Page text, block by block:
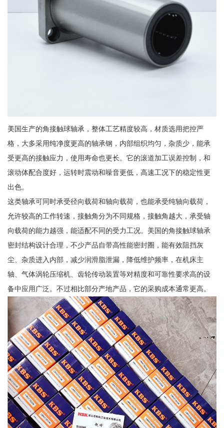
美国生产的角接触球轴承，整体工艺精度较高，材质选用把控严
格，大多采用纯净度更高的轴承钢，内部组织均匀，杂质少，能承
受更高的接触应力，使用寿命也更长。它的滚道加工误差控制，和
滚动体配合度好，运转时震动和噪音更低，高速工况下的稳定性更
出色。
这类轴承可同时承受径向载荷和轴向载荷，也能承受纯轴向载荷，
允许较高的工作转速，接触角分为不同规格，接触角越大，承受轴
向载荷的能力越强，能适配不同的受力工况。美国的角接触球轴承
密封结构设计合理，不少产品自带高性能密封圈，能有效阻挡灰
尘、杂质进入内部，减少润滑脂泄漏，降低维护频率，在机床主
轴、气体涡轮压缩机、齿轮传动装置等对精度和可靠性要求高的设
备中应用广泛。不过相比部分产地产品，它的采购成本通常更高。